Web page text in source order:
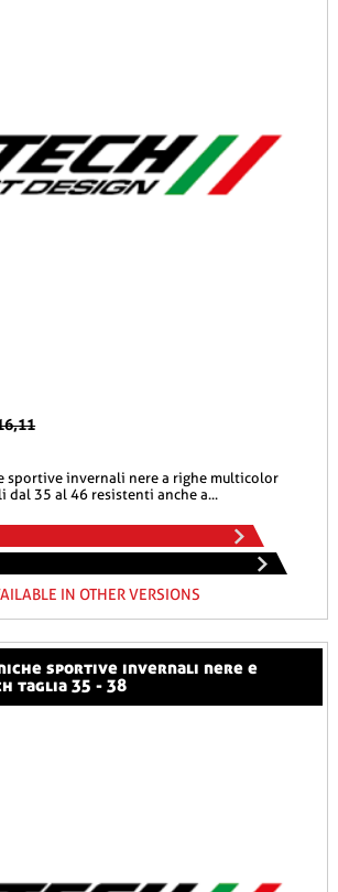
dal 35 al 46 resistenti anche a...
IN OTHER VERSIONS
taglia 35 - 38